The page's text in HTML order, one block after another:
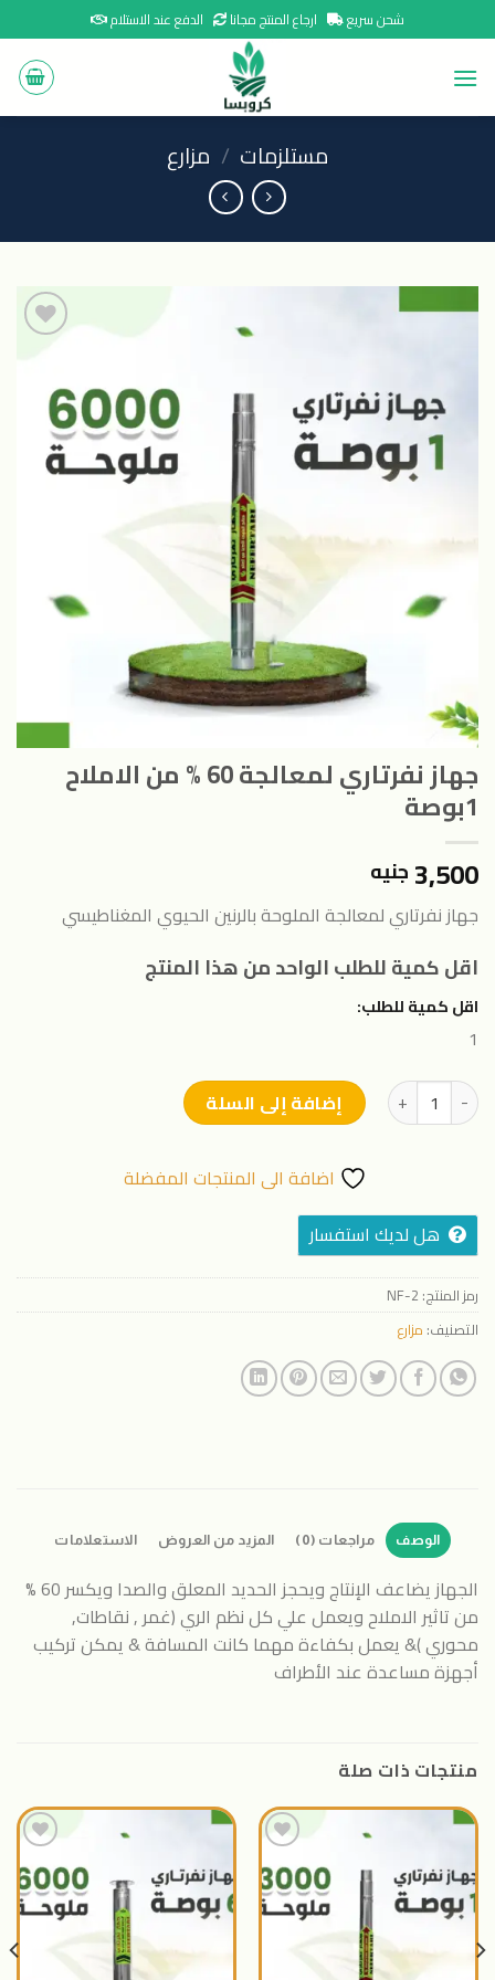
to
content
شحن سريع ارجاع المنتج مجانا الدفع عند الاستلام
مستلزمات / مزارع
اضافة
المنتجات
المفضلة
جهاز نفرتاري لمعالجة 60 % من الاملاح
1بوصة
3,500 جنيه
جهاز نفرتاري لمعالجة الملوحة بالرنين الحيوي المغناطيسي
اقل كمية للطلب الواحد من هذا المنتج
اقل كمية للطلب:
1
كمية جهاز نفرتاري لمعالجة 60 % من الاملاح 1بوصةإضافة إلى السلة
اضافة الى المنتجات المفضلة
هل لديك استفسار
رمز المنتج: NF-2
التصنيف: مزارع
الوصف مراجعات (0) المزيد من العروض الاستعلامات
الجهاز يضاعف الإنتاج ويحجز الحديد المعلق والصدا ويكسر 60 %
من تاثير الاملاح ويعمل علي كل نظم الري (غمر , نقاطات,
محوري )& يعمل بكفاءة مهما كانت المسافة & يمكن تركيب
أجهزة مساعدة عند الأطراف
منتجات ذات صلة
اضافة
الى
اضافة
الى
المفضلة